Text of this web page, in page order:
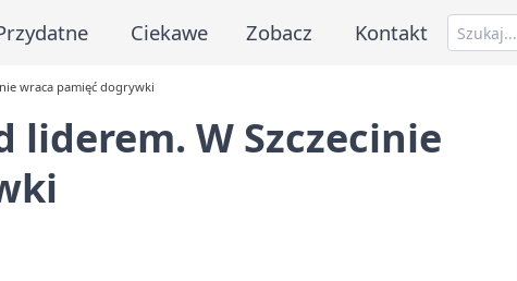
Ciekawe Zobacz Kontakt
wraca pamięć dogrywki
liderem. W Szczecinie